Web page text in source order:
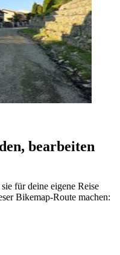
bearbeiten
für deine eigene Reise
Bikemap-Route machen: